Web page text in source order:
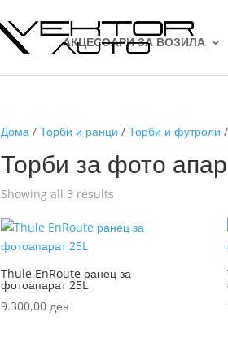
АКЦЕСОАРИ ЗА ВОЗИЛА
Дома /Торби и ранци /Торби и футроли
Торби за фото
Showing all 3 results
latest
Thule EnRoute ранец за
фотоапарат 25L
9.300,00ден